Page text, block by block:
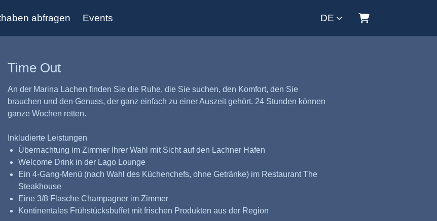
abfragen Events DE
Warenkorb
Time Out
An der Marina Lachen finden Sie die Ruhe, die Sie suchen, den Komfort, den Sie
brauchen und den Genuss, der ganz einfach zu einer Auszeit gehört. 24 Stunden können
ganze Wochen retten.
Inkludierte Leistungen
Übernachtung im Zimmer Ihrer Wahl mit Sicht auf den Lachner Hafen
Welcome Drink in der Lago Lounge
Ein 4-Gang-Menü (nach Wahl des Küchenchefs, ohne Getränke) im Restaurant The
Steakhouse
Eine 3/8 Flasche Champagner im Zimmer
Kontinentales Frühstücksbuffet mit frischen Produkten aus der Region